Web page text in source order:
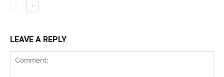
LEAVE A REPLY